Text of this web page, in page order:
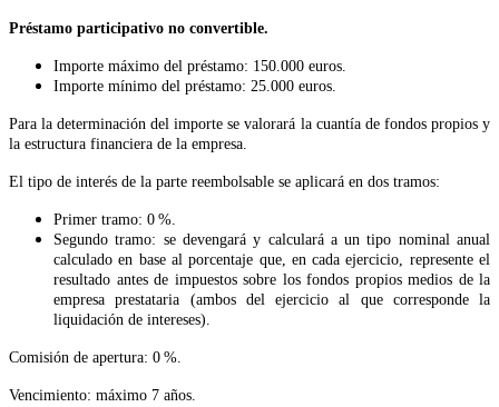
Préstamo participativo no convertible.
Importe máximo del préstamo: 150.000 euros.
Importe mínimo del préstamo: 25.000 euros.
Para la determinación del importe se valorará la cuantía de fondos propios y
la estructura financiera de la empresa.
El tipo de interés de la parte reembolsable se aplicará en dos tramos:
Primer tramo: 0 %.
Segundo tramo: se devengará y calculará a un tipo nominal anual
calculado en base al porcentaje que, en cada ejercicio, represente el
resultado antes de impuestos sobre los fondos propios medios de la
empresa prestataria (ambos del ejercicio al que corresponde la
liquidación de intereses).
Comisión de apertura: 0 %.
Vencimiento: máximo 7 años.